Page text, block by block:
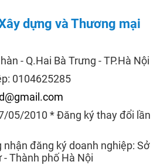
dựng và Thương mại
- Q.Hai Bà Trưng - TP.Hà Nội
0104625285
05/2010 * Đăng ký thay đổi lần
nhận đăng ký doanh nghiệp: Sở
Thành phố Hà Nội